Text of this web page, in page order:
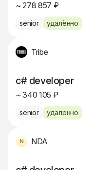
~ 278 857 ₽
senior удалённо
Tribe
c# developer
~ 340 105 ₽
senior удалённо
NDA